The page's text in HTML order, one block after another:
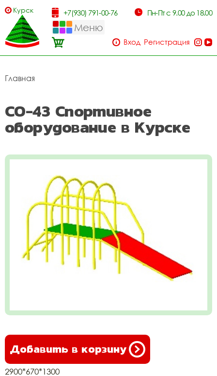
Курск +7(930) 791-00-76 Пн-Пт с 9.00 до 18.00
Меню
Вход Регистрация
Главная
СО-43 Спортивное
оборудование в Курске
Добавить в корзину
2900*670*1300